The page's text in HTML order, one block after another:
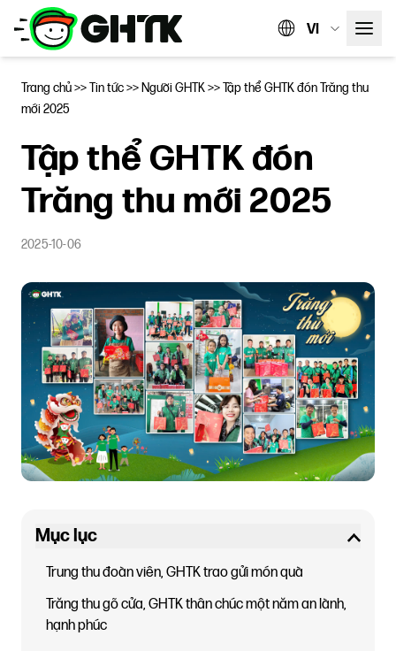
VI
Trang chủ>>Tin tức>> Người GHTK>>Tập thể GHTK đón Trăng thu
mới 2025
Tập thể GHTK đón
Trăng thu mới 2025
2025-10-06
Mục lục
Trung thu đoàn viên, GHTK trao gửi món quà
Trăng thu gõ cửa, GHTK thân chúc một năm an lành,
hạnh phúc